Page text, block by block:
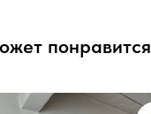
понравится